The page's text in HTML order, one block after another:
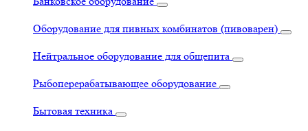
Оборудование для пивных комбинатов (пивоварен)
Нейтральное оборудование для общепита
Рыбоперерабатывающее оборудование
Бытовая техника